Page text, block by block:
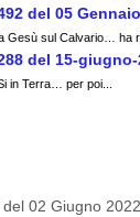
p
p
m di
del 05
Gesù sul Calvario… ha
del 15-
in Terra… per poi...
02 Giugno 2022